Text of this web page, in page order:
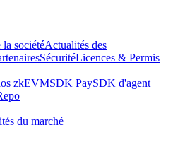
la sociétéActualités des
SécuritéLicences & Permis
zkEVMSDK PaySDK d'agent
du marché